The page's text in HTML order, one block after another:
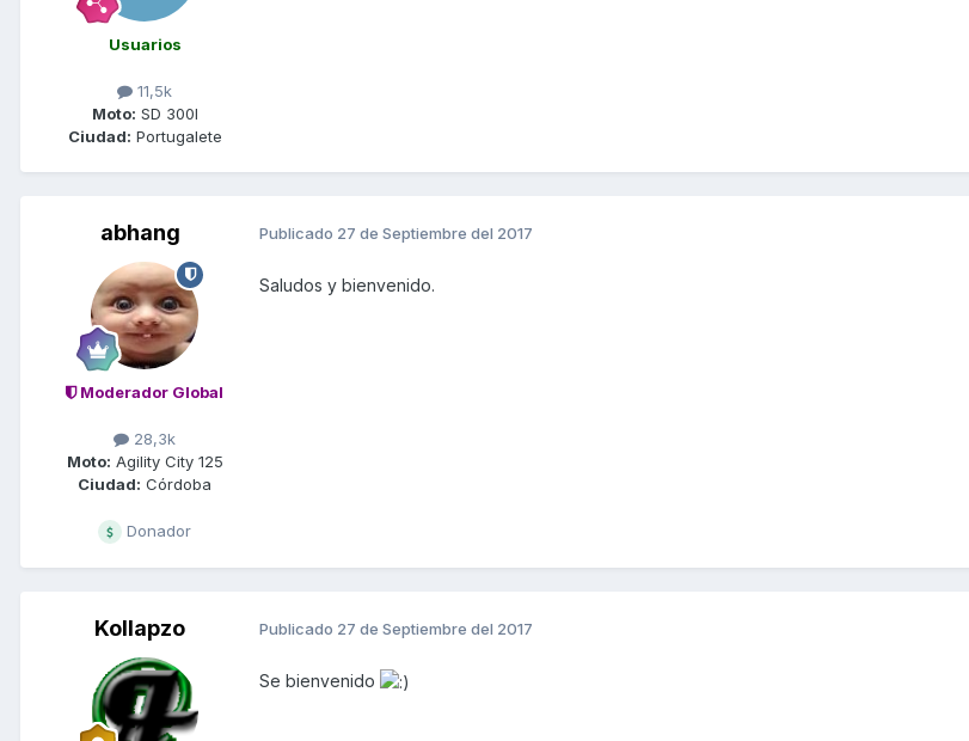
Usuarios
11,5k
Moto: SD 300I
Ciudad: Portugalete
abhang
Moderador Global
28,3k
Moto: Agility City 125
Ciudad: Córdoba
Donador
Publicado 27 de Septiembre del 2017
Saludos y bienvenido.
Kollapzo Publicado 27 de Septiembre del 2017
Se bienvenido